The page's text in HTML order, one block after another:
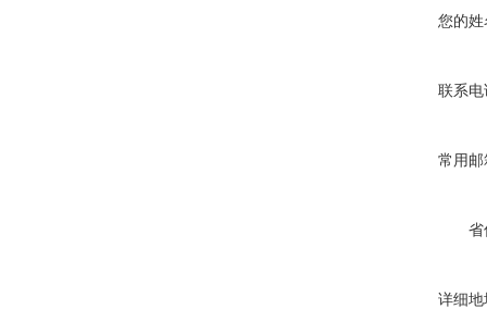
您的姓
联系电
常用邮
省
详细地